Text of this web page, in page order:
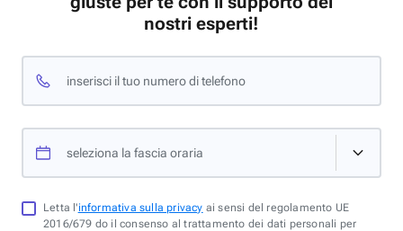
nostri esperti!
inserisci il tuo numero di telefono
seleziona la fascia oraria
Letta l'informativa sulla privacy ai sensi del regolamento UE
2016/679 do il consenso al trattamento dei dati personali per